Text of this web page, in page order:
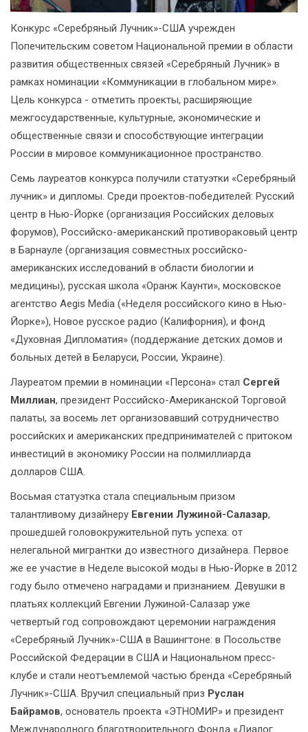
Конкурс «Серебряный Лучник»-США учрежден
Попечительским советом Национальной премии в области
развития общественных связей «Серебряный Лучник» в
рамках номинации «Коммуникации в глобальном мире».
Цель конкурса - отметить проекты, расширяющие
межгосударственные, культурные, экономические и
общественные связи и способствующие интеграции
России в мировое коммуникационное пространство.
Семь лауреатов конкурса получили статуэтки «Серебряный
лучник» и дипломы. Среди проектов-победителей: Русский
центр в Нью-Йорке (организация Российских деловых
форумов), Российско-американский противораковый центр
в Барнауле (организация совместных российско-
американских исследований в области биологии и
медицины), русская школа «Оранж Каунти», московское
агентство Aegis Media («Неделя российского кино в Нью-
Йорке»), Новое русское радио (Калифорния), и фонд
«Духовная Дипломатия» (поддержание детских домов и
больных детей в Беларуси, России, Украине).
Лауреатом премии в номинации «Персона» стал Сергей
Миллиан, президент Российско-Американской Торговой
палаты, за восемь лет организовавший сотрудничество
российских и американских предпринимателей с притоком
инвестиций в экономику России на полмиллиарда
долларов США.
Восьмая статуэтка стала специальным призом
талантливому дизайнеру Евгении Лужиной-Салазар,
прошедшей головокружительной путь успеха: от
нелегальной мигрантки до известного дизайнера. Первое
же ее участие в Неделе высокой моды в Нью-Йорке в 2012
году было отмечено наградами и признанием. Девушки в
платьях коллекций Евгении Лужиной-Салазар уже
четвертый год сопровождают церемонии награждения
«Серебряный Лучник»-США в Вашингтоне: в Посольстве
Российской Федерации в США и Национальном пресс-
клубе и стали неотъемлемой частью бренда «Серебряный
Лучник»-США. Вручил специальный приз Руслан
Байрамов, основатель проекта «ЭТНОМИР» и президент
Международного благотворительного Фонда «Диалог